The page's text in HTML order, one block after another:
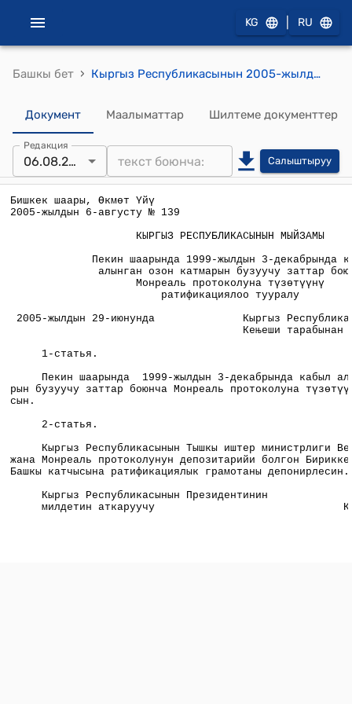
KG RU
Башкы бет › Кыргыз Республикасынын 2005-жылдын 6-августундагы № 139 " Пекин шаарында 1999-жылдын 3-декабрында кабыл алынган озон катмарын бузуучу заттар боюнча Монреаль протоколуна түзөтүүнү ратификациялоо тууралу" Мыйзамы
Документ Маалыматтар Шилтеме документтер
Редакция
06.08.2005 Салыштыруу